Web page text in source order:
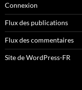
Connexion
Flux des publications
Flux des commentaires
Site de WordPress-FR